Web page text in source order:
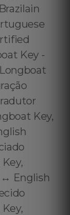
Key -
Key,
English